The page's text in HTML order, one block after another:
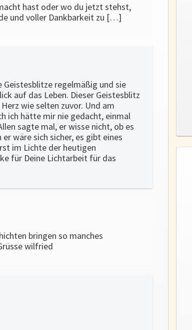
hast oder wo du jetzt stehst,
und voller Dankbarkeit zu […]
Geistesblitze regelmäßig und sie
auf das Leben. Dieser Geistesblitz
wie selten zuvor. Und am
ich hätte mir nie gedacht, einmal
sagte mal, er wisse nicht, ob es
wäre sich sicher, es gibt eines
im Lichte der heutigen
für Deine Lichtarbeit für das
bringen so manches
wilfried